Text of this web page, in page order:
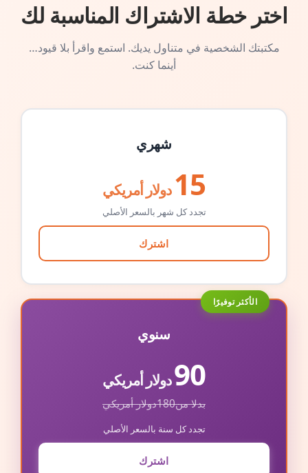
اختر خطة الاشتراك المناسبة لك
مكتبتك الشخصية في متناول يديك. استمع واقرأ بلا قيود…
أينما كنت.
شهري
15 دولار أمريكي
تجدد كل شهر بالسعر الأصلي
اشترك
الأكثر توفيرًا
سنوي
90دولار أمريكي
بدلا من180دولار أمريكي
تجدد كل سنة بالسعر الأصلي
اشترك